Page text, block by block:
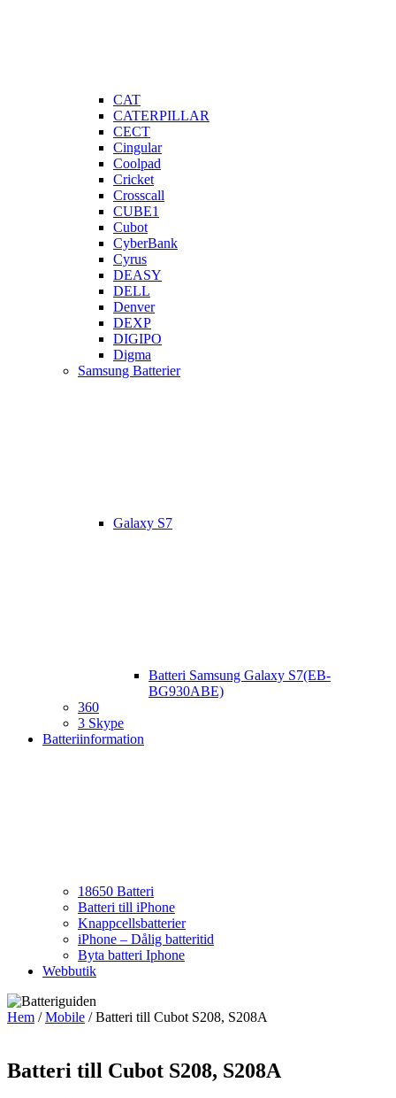
CAT
CATERPILLAR
CECT
Cingular
Coolpad
Cricket
Crosscall
CUBE1
Cubot
CyberBank
Cyrus
DEASY
DELL
Denver
DEXP
DIGIPO
Digma
Samsung Batterier
Galaxy S7
Batteri Samsung Galaxy S7(EB-
BG930ABE)
360
3 Skype
Batteriinformation
18650 Batteri
Batteri till iPhone
Knappcellsbatterier
iPhone – Dålig batteritid
Byta batteri Iphone
Webbutik
Hem /Mobile / Batteri till Cubot S208, S208A
Batteri till Cubot S208, S208A